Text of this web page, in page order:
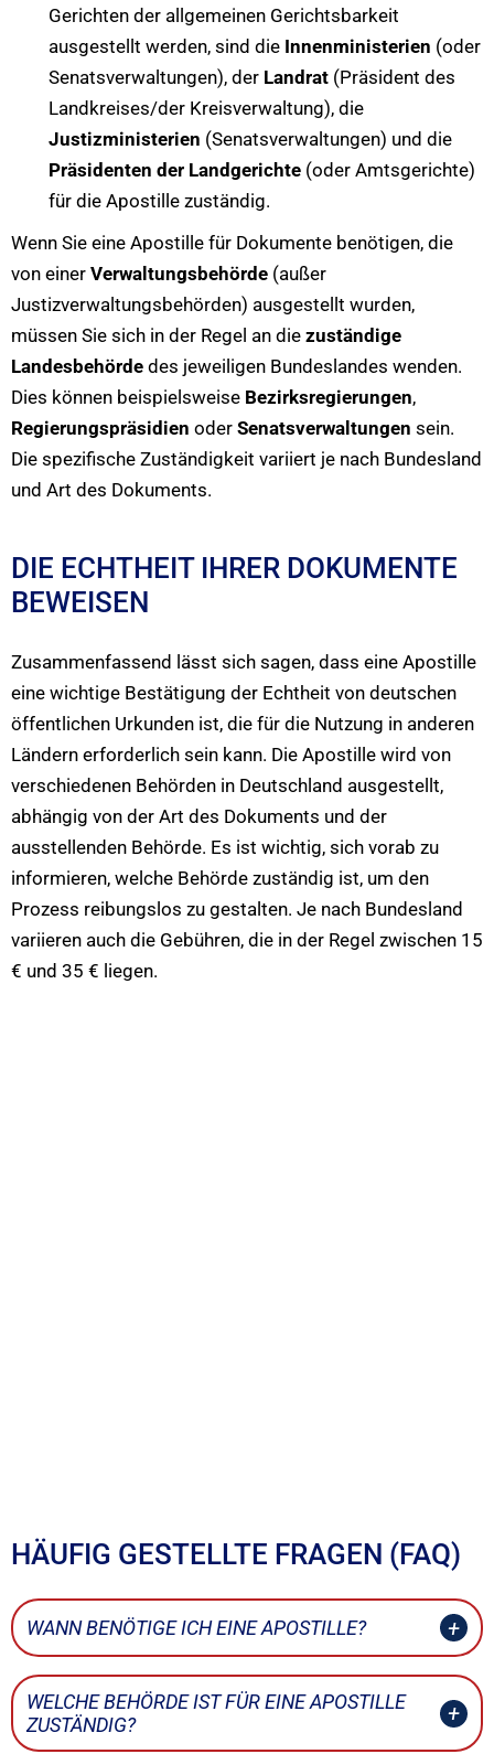
Gerichten der allgemeinen Gerichtsbarkeit
ausgestellt werden, sind die Innenministerien (oder
Senatsverwaltungen), der Landrat (Präsident des
Landkreises/der Kreisverwaltung), die
Justizministerien (Senatsverwaltungen) und die
Präsidenten der Landgerichte (oder Amtsgerichte)
für die Apostille zuständig.
Wenn Sie eine Apostille für Dokumente benötigen, die
von einer Verwaltungsbehörde (außer
Justizverwaltungsbehörden) ausgestellt wurden,
müssen Sie sich in der Regel an die zuständige
Landesbehörde des jeweiligen Bundeslandes wenden.
Dies können beispielsweise Bezirksregierungen,
Regierungspräsidien oder Senatsverwaltungen sein.
Die spezifische Zuständigkeit variiert je nach Bundesland
und Art des Dokuments.
DIE ECHTHEIT IHRER DOKUMENTE
BEWEISEN
Zusammenfassend lässt sich sagen, dass eine Apostille
eine wichtige Bestätigung der Echtheit von deutschen
öffentlichen Urkunden ist, die für die Nutzung in anderen
Ländern erforderlich sein kann. Die Apostille wird von
verschiedenen Behörden in Deutschland ausgestellt,
abhängig von der Art des Dokuments und der
ausstellenden Behörde. Es ist wichtig, sich vorab zu
informieren, welche Behörde zuständig ist, um den
Prozess reibungslos zu gestalten. Je nach Bundesland
variieren auch die Gebühren, die in der Regel zwischen 15
€ und 35 € liegen.
HÄUFIG GESTELLTE FRAGEN (FAQ)
WANN BENÖTIGE ICH EINE APOSTILLE?
WELCHE BEHÖRDE IST FÜR EINE APOSTILLE
ZUSTÄNDIG?